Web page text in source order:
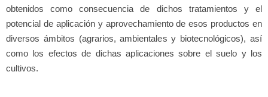
obtenidos como consecuencia de dichos tratamientos y el
potencial de aplicación y aprovechamiento de esos productos en
diversos ámbitos (agrarios, ambientales y biotecnológicos), así
como los efectos de dichas aplicaciones sobre el suelo y los
cultivos.